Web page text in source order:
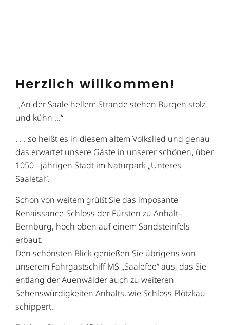
Herzlich willkommen!
„An der Saale hellem Strande stehen Burgen stolz
und kühn ...“
. . . so heißt es in diesem altem Volkslied und genau
das erwartet unsere Gäste in unserer schönen, über
1050 - jährigen Stadt im Naturpark „Unteres
Saaletal“.
Schon von weitem grüßt Sie das imposante
Renaissance-Schloss der Fürsten zu Anhalt–
Bernburg, hoch oben auf einem Sandsteinfels
erbaut.
Den schönsten Blick genießen Sie übrigens von
unserem Fahrgastschiff MS „Saalefee“ aus, das Sie
entlang der Auenwälder auch zu weiteren
Sehenswürdigkeiten Anhalts, wie Schloss Plötzkau
schippert.